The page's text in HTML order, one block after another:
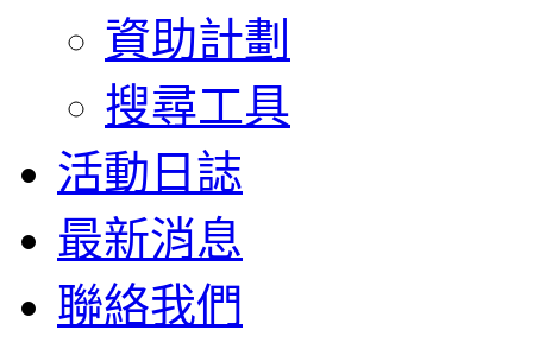
資助計劃
搜尋工具
活動日誌
最新消息
聯絡我們